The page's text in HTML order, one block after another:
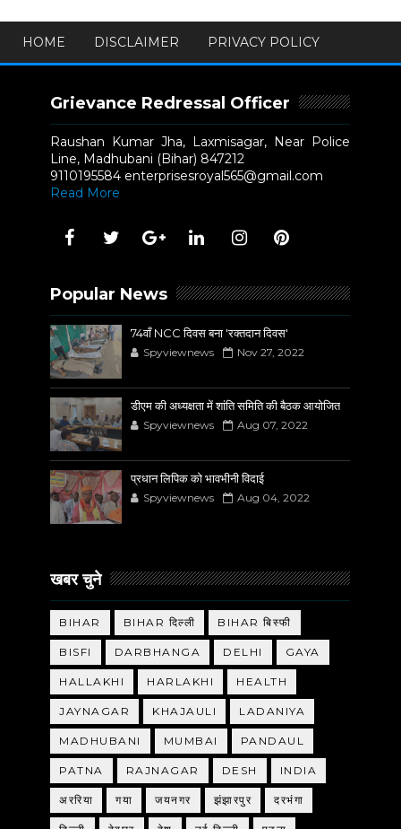
HOME DISCLAIMER PRIVACY POLICY
Grievance Redressal Officer
Raushan Kumar Jha, Laxmisagar, Near Police
Line, Madhubani (Bihar) 847212
9110195584 enterprisesroyal565@gmail.com
Read More
Popular News
74वाँ NCC दिवस बना 'रक्तदान दिवस'
Spyviewnews Nov 27, 2022
डीएम की अध्यक्षता में शांति समिति की बैठक आयोजित
Spyviewnews Aug 07, 2022
प्रधान लिपिक को भावभीनी विदाई
Spyviewnews Aug 04, 2022
खबर चुने
BIHAR BIHAR दिल्ली BIHAR बिस्फी
BISFI DARBHANGA DELHI GAYA
HALLAKHI HARLAKHI HEALTH
JAYNAGAR KHAJAULI LADANIYA
MADHUBANI MUMBAI PANDAUL
PATNA RAJNAGAR DESH INDIA
अररिया गया जयनगर झंझारपुर दरभंगा